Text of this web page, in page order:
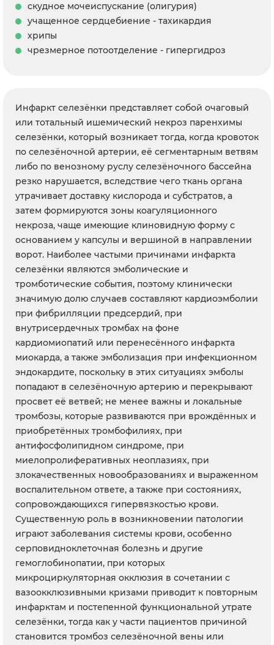
скудное мочеиспускание (олигурия)
учащенное сердцебиение - тахикардия
хрипы
чрезмерное потоотделение - гипергидроз
Инфаркт селезёнки представляет собой очаговый
или тотальный ишемический некроз паренхимы
селезёнки, который возникает тогда, когда кровоток
по селезёночной артерии, её сегментарным ветвям
либо по венозному руслу селезёночного бассейна
резко нарушается, вследствие чего ткань органа
утрачивает доставку кислорода и субстратов, а
затем формируются зоны коагуляционного
некроза, чаще имеющие клиновидную форму с
основанием у капсулы и вершиной в направлении
ворот. Наиболее частыми причинами инфаркта
селезёнки являются эмболические и
тромботические события, поэтому клинически
значимую долю случаев составляют кардиоэмболии
при фибрилляции предсердий, при
внутрисердечных тромбах на фоне
кардиомиопатий или перенесённого инфаркта
миокарда, а также эмболизация при инфекционном
эндокардите, поскольку в этих ситуациях эмболы
попадают в селезёночную артерию и перекрывают
просвет её ветвей; не менее важны и локальные
тромбозы, которые развиваются при врождённых и
приобретённых тромбофилиях, при
антифосфолипидном синдроме, при
миелопролиферативных неоплазиях, при
злокачественных новообразованиях и выраженном
воспалительном ответе, а также при состояниях,
сопровождающихся гипервязкостью крови.
Существенную роль в возникновении патологии
играют заболевания системы крови, особенно
серповидноклеточная болезнь и другие
гемоглобинопатии, при которых
микроциркуляторная окклюзия в сочетании с
вазоокклюзивными кризами приводит к повторным
инфарктам и постепенной функциональной утрате
селезёнки, тогда как у части пациентов причиной
становится тромбоз селезёночной вены или